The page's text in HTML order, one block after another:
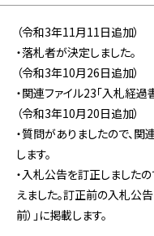
（令和3年11月11日追加）
・落札者が決定しました。
（令和3年10月26日追加）
・関連ファイル23「入札経過
（令和3年10月20日追加）
・質問がありましたので、関
します。
・入札公告を訂正しましたの
えました。訂正前の入札公告
前）」に掲載します。